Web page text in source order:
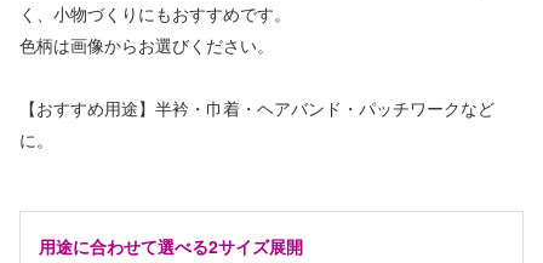
く、小物づくりにもおすすめです。
色柄は画像からお選びください。
【おすすめ用途】半衿・巾着・ヘアバンド・パッチワークなど
に。
用途に合わせて選べる2サイズ展開